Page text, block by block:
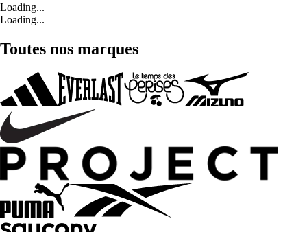
Loading...
Loading...
Toutes nos marques